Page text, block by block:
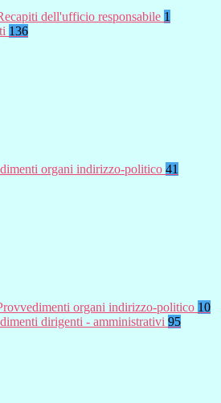
dell'ufficio responsabile 1
136
organi indirizzo-politico 41
organi indirizzo-politico 10
dirigenti - amministrativi 95